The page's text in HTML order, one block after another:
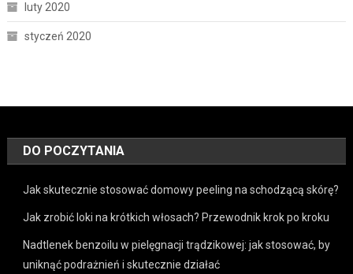
luty 2020
styczeń 2020
DO POCZYTANIA
Jak skutecznie stosować domowy peeling na schodzącą skórę?
Jak zrobić loki na krótkich włosach? Przewodnik krok po kroku
Nadtlenek benzoilu w pielęgnacji trądzikowej: jak stosować, by
uniknąć podrażnień i skutecznie działać